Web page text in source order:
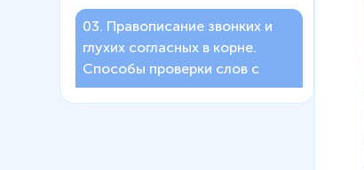
03. Правописание звонких и
глухих согласных в корне.
Способы проверки слов с
парными согласными в корне